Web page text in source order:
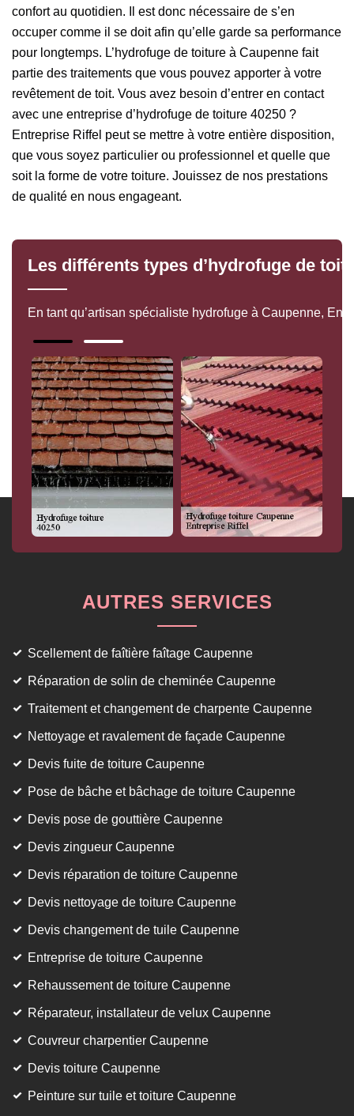
confort au quotidien. Il est donc nécessaire de s’en
occuper comme il se doit afin qu’elle garde sa performance
pour longtemps. L’hydrofuge de toiture à Caupenne fait
partie des traitements que vous pouvez apporter à votre
revêtement de toit. Vous avez besoin d’entrer en contact
avec une entreprise d’hydrofuge de toiture 40250 ?
Entreprise Riffel peut se mettre à votre entière disposition,
que vous soyez particulier ou professionnel et quelle que
soit la forme de votre toiture. Jouissez de nos prestations
de qualité en nous engageant.
Les différents types d’hydrofuge de
En tant qu’artisan spécialiste hydrofuge à Caupenne,
AUTRES SERVICES
Scellement de faîtière faîtage Caupenne
Réparation de solin de cheminée Caupenne
Traitement et changement de charpente Caupenne
Nettoyage et ravalement de façade Caupenne
Devis fuite de toiture Caupenne
Pose de bâche et bâchage de toiture Caupenne
Devis pose de gouttière Caupenne
Devis zingueur Caupenne
Devis réparation de toiture Caupenne
Devis nettoyage de toiture Caupenne
Devis changement de tuile Caupenne
Entreprise de toiture Caupenne
Rehaussement de toiture Caupenne
Réparateur, installateur de velux Caupenne
Couvreur charpentier Caupenne
Devis toiture Caupenne
Peinture sur tuile et toiture Caupenne